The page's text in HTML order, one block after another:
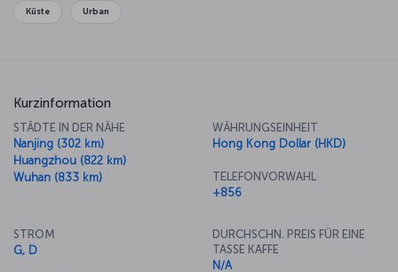
Küste Urban
Kurzinformation
STÄDTE IN DER NÄHE
Nanjing (302 km)
Huangzhou (822 km)
Wuhan (833 km)
WÄHRUNGSEINHEIT
Hong Kong Dollar (HKD)
TELEFONVORWAHL
+856
STROM
G, D
DURCHSCHN. PREIS FÜR EINE
TASSE KAFFE
N/A